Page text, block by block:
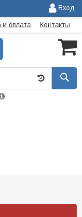
Вход
и оплата Контакты